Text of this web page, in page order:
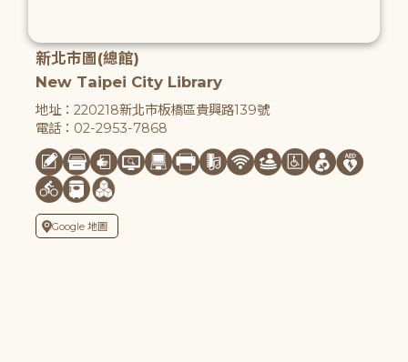
新北市圖(總館)
New Taipei City Library
地址：220218新北市板橋區貴興路139號
電話：02-2953-7868
Google 地圖